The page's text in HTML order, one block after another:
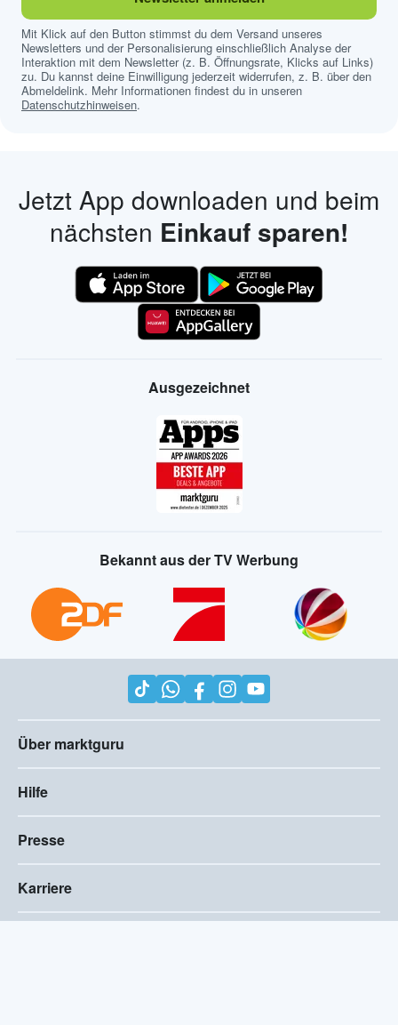
Mit Klick auf den Button stimmst du dem Versand unseres
Newsletters und der Personalisierung einschließlich Analyse der
Interaktion mit dem Newsletter (z. B. Öffnungsrate, Klicks auf Links)
zu. Du kannst deine Einwilligung jederzeit widerrufen, z. B. über den
Abmeldelink. Mehr Informationen findest du in unseren
Datenschutzhinweisen.
Jetzt App downloaden und beim
nächsten Einkauf sparen!
Ausgezeichnet
Bekannt aus der TV Werbung
Über marktguru
Hilfe
Presse
Karriere